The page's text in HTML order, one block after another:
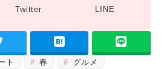
Twitter LINE
ト 春 グルメ